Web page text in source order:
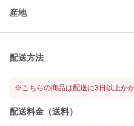
産地
配送方法
※こちらの商品は配送に3日以上か
配送料金（送料）